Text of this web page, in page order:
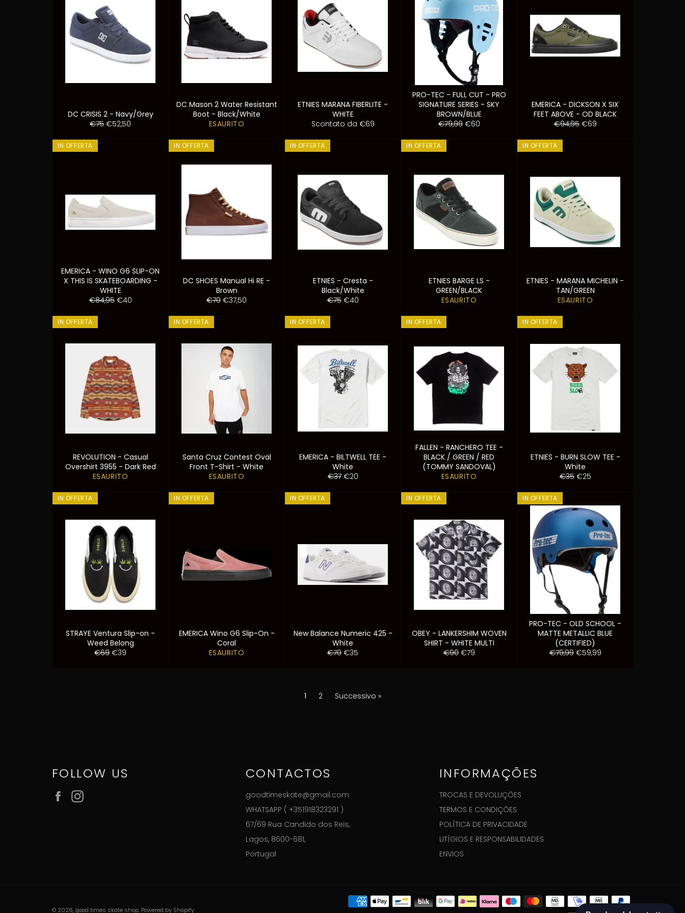
DC CRISIS 2 - Navy/Grey
Prezzo
listino
€75 Prezzo
€52,50
DC Mason 2 Water Resistant
Boot - Black/White
ESAURITO
ETNIES MARANA FIBERLITE -
WHITE
Scontato da €69
PRO-TEC - FULL CUT - PRO
SIGNATURE SERIES - SKY
BROWN/BLUE
Prezzo
listino
€79,99 Prezzo
€60
EMERICA - DICKSON X SIX
FEET ABOVE - OD BLACK
Prezzo
listino
€94,95 Prezzo
€69
EMERICA - WINO G6 SLIP-ON
X THIS IS SKATEBOARDING -
WHITE
Prezzo
listino
€84,95 Prezzo
€40
IN OFFERTA
DC SHOES Manual Hi RE -
Brown
Prezzo
listino
€70 Prezzo
€37,50
IN OFFERTA
ETNIES - Cresta -
Black/White
Prezzo
listino
€75 Prezzo
€40
IN OFFERTA
ETNIES BARGE LS -
GREEN/BLACK
ESAURITO
IN OFFERTA
ETNIES - MARANA MICHELIN -
TAN/GREEN
ESAURITO
IN OFFERTA
REVOLUTION - Casual
Overshirt 3955 - Dark Red
ESAURITO
IN OFFERTA
Santa Cruz Contest Oval
Front T-Shirt - White
ESAURITO
IN OFFERTA
EMERICA - BILTWELL TEE -
White
Prezzo
listino
€37 Prezzo
€20
IN OFFERTA
FALLEN - RANCHERO TEE -
BLACK / GREEN / RED
(TOMMY SANDOVAL)
ESAURITO
IN OFFERTA
ETNIES - BURN SLOW TEE -
White
Prezzo
listino
€35 Prezzo
€25
IN OFFERTA
STRAYE Ventura Slip-on -
Weed Belong
Prezzo
€69 Prezzo
€39
IN OFFERTA
EMERICA Wino G6 Slip-On -
Coral
ESAURITO
IN OFFERTA
New Balance Numeric 425 -
White
Prezzo
€70 Prezzo
€35
IN OFFERTA
OBEY - LANKERSHIM WOVEN
SHIRT - WHITE MULTI
Prezzo
€90 Prezzo
€79
IN OFFERTA
PRO-TEC - OLD SCHOOL -
MATTE METALLIC BLUE
(CERTIFIED)
Prezzo
€79,99 Prezzo
€59,99
IN OFFERTA
1 2 Successivo »
FOLLOW US
Facebook
CONTACTOS
goodtimeskate@gmail.com
WHATSAPP ( +351918323291 )
67/69 Rua Candido dos Reis,
Lagos, 8600-681,
Portugal
INFORMAÇÕES
TROCAS E DEVOLUÇÕES
TERMOS E CONDIÇÕES
POLÍTICA DE PRIVACIDADE
LITÍGIOS E RESPONSABILIDADES
ENVIOS
© 2026,good times skate shop. Powered by Shopify
di